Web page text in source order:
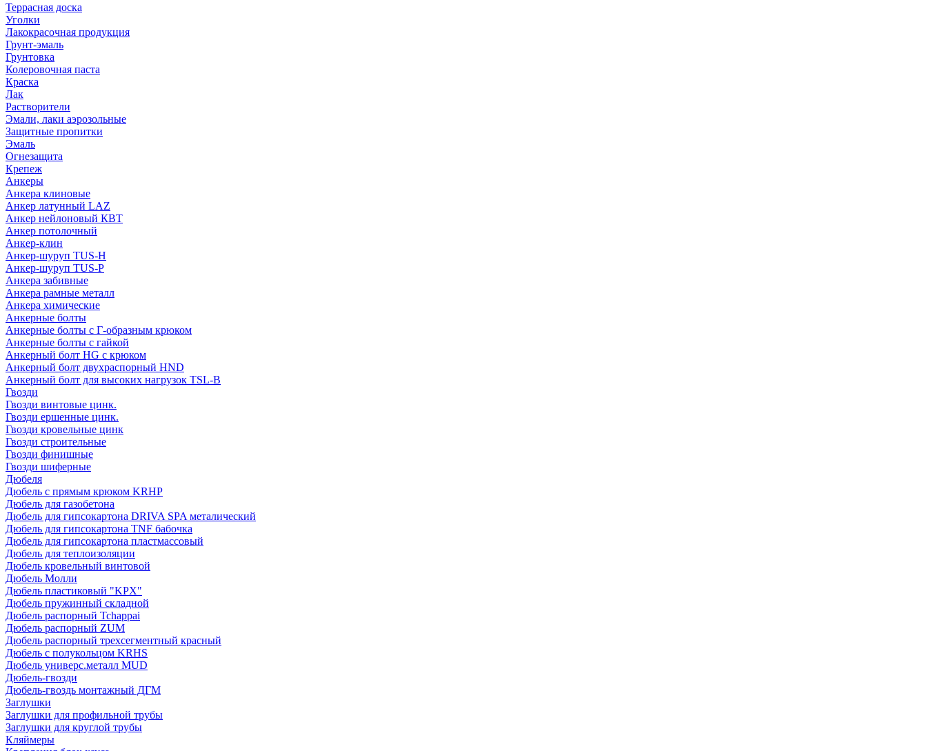
Террасная доска
Уголки
Лакокрасочная продукция
Грунт-эмаль
Грунтовка
Колеровочная паста
Краска
Лак
Растворители
Эмали, лаки аэрозольные
Защитные пропитки
Эмаль
Огнезащита
Крепеж
Анкеры
Анкера клиновые
Анкер латунный LAZ
Анкер нейлоновый КВТ
Анкер потолочный
Анкер-клин
Анкер-шуруп TUS-H
Анкер-шуруп TUS-P
Анкера забивные
Анкера рамные металл
Анкера химические
Анкерные болты
Анкерные болты с Г-образным крюком
Анкерные болты с гайкой
Анкерный болт HG с крюком
Анкерный болт двухраспорный HND
Анкерный болт для высоких нагрузок TSL-B
Гвозди
Гвозди винтовые цинк.
Гвозди ершенные цинк.
Гвозди кровельные цинк
Гвозди строительные
Гвозди финишные
Гвозди шиферные
Дюбеля
Дюбель с прямым крюком KRHP
Дюбель для газобетона
Дюбель для гипсокартона DRIVA SPA металический
Дюбель для гипсокартона TNF бабочка
Дюбель для гипсокартона пластмассовый
Дюбель для теплоизоляции
Дюбель кровельный винтовой
Дюбель Молли
Дюбель пластиковый "KPX"
Дюбель пружинный складной
Дюбель распорный Tchappai
Дюбель распорный ZUM
Дюбель распорный трехсегментный красный
Дюбель с полукольцом KRHS
Дюбель универс.металл MUD
Дюбель-гвозди
Дюбель-гвоздь монтажный ДГМ
Заглушки
Заглушки для профильной трубы
Заглушки для круглой трубы
Кляймеры